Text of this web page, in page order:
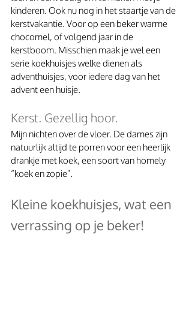
kinderen. Ook nu nog in het staartje van de
kerstvakantie. Voor op een beker warme
chocomel, of volgend jaar in de
kerstboom. Misschien maak je wel een
serie koekhuisjes welke dienen als
adventhuisjes, voor iedere dag van het
advent een huisje.
Kerst. Gezellig hoor.
Mijn nichten over de vloer. De dames zijn
natuurlijk altijd te porren voor een heerlijk
drankje met koek, een soort van homely
“koek en zopie”.
Kleine koekhuisjes, wat een
verrassing op je beker!